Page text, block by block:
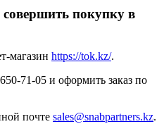
покупку в
магазин https://tok.kz/.
71-05 и оформить заказ по
почте sales@snabpartners.kz.